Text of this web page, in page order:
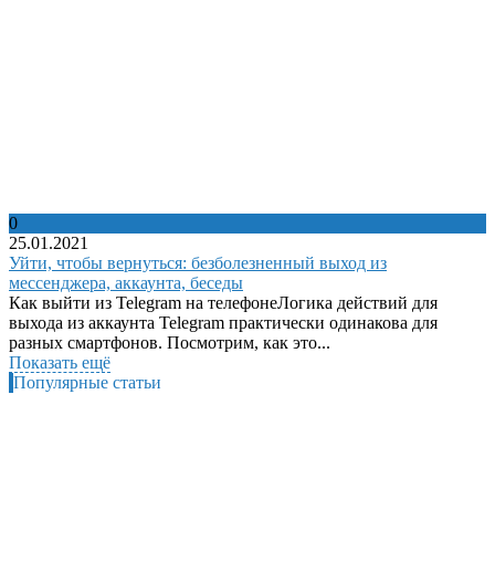
0
25.01.2021
Уйти, чтобы вернуться: безболезненный выход из
мессенджера, аккаунта, беседы
Как выйти из Telegram на телефонеЛогика действий для
выхода из аккаунта Telegram практически одинакова для
разных смартфонов. Посмотрим, как это...
Показать ещё
Популярные статьи